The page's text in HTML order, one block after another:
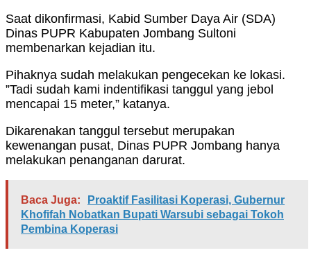
Saat dikonfirmasi, Kabid Sumber Daya Air (SDA)
Dinas PUPR Kabupaten Jombang Sultoni
membenarkan kejadian itu.
Pihaknya sudah melakukan pengecekan ke lokasi.
”Tadi sudah kami indentifikasi tanggul yang jebol
mencapai 15 meter,” katanya.
Dikarenakan tanggul tersebut merupakan
kewenangan pusat, Dinas PUPR Jombang hanya
melakukan penanganan darurat.
Baca Juga:
Proaktif Fasilitasi Koperasi, Gubernur
Khofifah Nobatkan Bupati Warsubi sebagai Tokoh
Pembina Koperasi